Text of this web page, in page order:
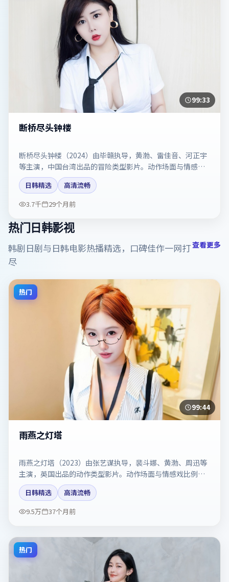
99:33
断桥尽头钟楼
断桥尽头钟楼（2024）由毕赣执导，黄渤、雷佳音、河正宇
等主演，中国台湾出品的冒险类型影片。动作场面与情感戏
比例拿捏得当。剧情简介与主创信息可供检索参考，上映日
期以片方资料为准。
日韩精选
高清流畅
3.7千
29个月前
热门日韩影视
韩剧日剧与日韩电影热播精选，口碑佳作一网打
尽
查看更多
热门
99:44
雨燕之灯塔
雨燕之灯塔（2023）由张艺谋执导，裴斗娜、黄渤、周迅等
主演，英国出品的动作类型影片。动作场面与情感戏比例拿
捏得当。剧情简介与主创信息可供检索参考，上映日期以片
方资料为准。
日韩精选
高清流畅
9.5万
37个月前
热门